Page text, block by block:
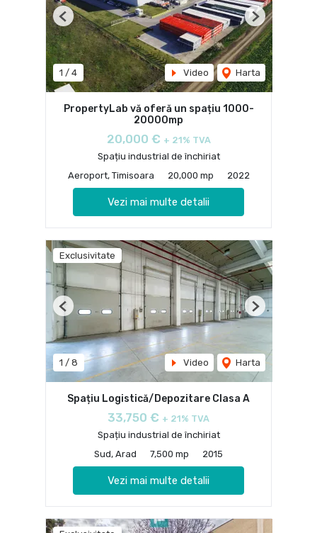
1 / 4 Video Harta
Previous Next
PropertyLab vă oferă un spațiu 1000-
20000mp
20,000 € + 21% TVA
Spațiu industrial de închiriat
Aeroport, Timisoara
20,000 mp 2022
Vezi mai multe detalii
Exclusivitate
1 / 8 Video Harta
Previous Next
Spațiu Logistică/Depozitare Clasa A
33,750 € + 21% TVA
Spațiu industrial de închiriat
Sud, Arad
7,500 mp 2015
Vezi mai multe detalii